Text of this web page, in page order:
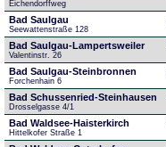
Eichendorffweg
Bad Saulgau
Seewattenstraße 128
Bad Saulgau-Lampertsweiler
Valentinstr. 26
Bad Saulgau-Steinbronnen
Forchenhain 6
Bad Schussenried-Steinhausen
Drosselgasse 4/1
Bad Waldsee-Haisterkirch
Hittelkofer Straße 1